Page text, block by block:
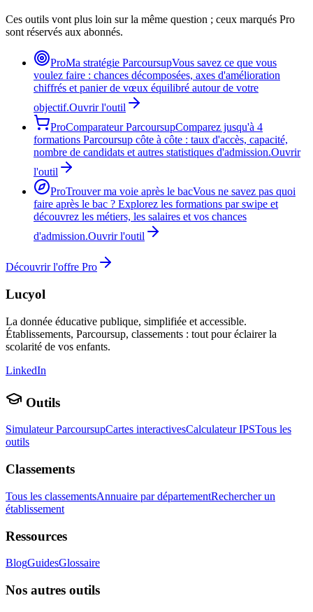
Ces outils vont plus loin sur la même question ; ceux marqués Pro
sont réservés aux abonnés.
ProMa stratégie ParcoursupVous savez ce que vous
voulez faire : chances décomposées, axes d'amélioration
chiffrés et panier de vœux équilibré autour de votre
objectif.Ouvrir l'outil
ProComparateur ParcoursupComparez jusqu'à 4
formations Parcoursup côte à côte : taux d'accès, capacité,
nombre de candidats et autres statistiques d'admission.Ouvrir
l'outil
ProTrouver ma voie après le bacVous ne savez pas quoi
faire après le bac ? Explorez les formations par swipe et
découvrez les métiers, les salaires et vos chances
d'admission.Ouvrir l'outil
Découvrir l'offre Pro
Lucyol
La donnée éducative publique, simplifiée et accessible.
Établissements, Parcoursup, classements : tout pour éclairer la
scolarité de vos enfants.
LinkedIn
Outils
Simulateur ParcoursupCartes interactivesCalculateur IPSTous les
outils
Classements
Tous les classementsAnnuaire par départementRechercher un
établissement
Ressources
BlogGuidesGlossaire
Nos autres outils